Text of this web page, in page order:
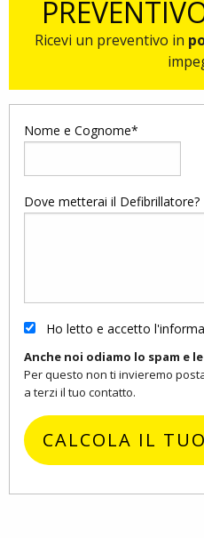
Ricevi un preventivo in
Nome e Cognome*
Dove metterai il Defibrillatore?
Ho letto e accetto
Anche noi odiamo lo spam e
Per questo non ti invieremo
a terzi il tuo contatto.
CALCOLA IL